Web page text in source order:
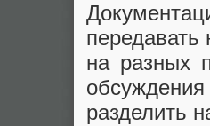
передавать
на разных
разделить